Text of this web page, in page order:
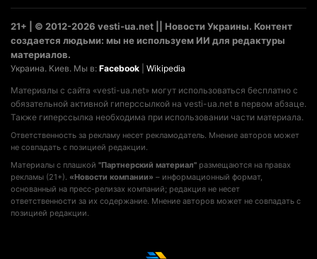
21+ | © 2012-2026 vesti-ua.net || Новости Украины. Контент
создается людьми: мы не используем ИИ для редактуры
материалов.
Украина. Киев. Мы в: Facebook Wikipedia
Материалы с сайта «vesti-ua.net» могут использоваться бесплатно с
обязательной активной гиперссылкой на vesti-ua.net в первом абзаце.
Также гиперссылка необходима при использовании части материала.
Ответственность за рекламу несет рекламодатель. Мнение авторов может
не совпадать с позицией редакции.
Материалы с плашкой "Партнерский материал" размещаются на правах
рекламы (21+). «Новости компании» – информационный формат,
основанный на пресс-релизах компаний; редакция не несет
ответственности за их содержание. Мнение авторов может не совпадать с
позицией редакции.